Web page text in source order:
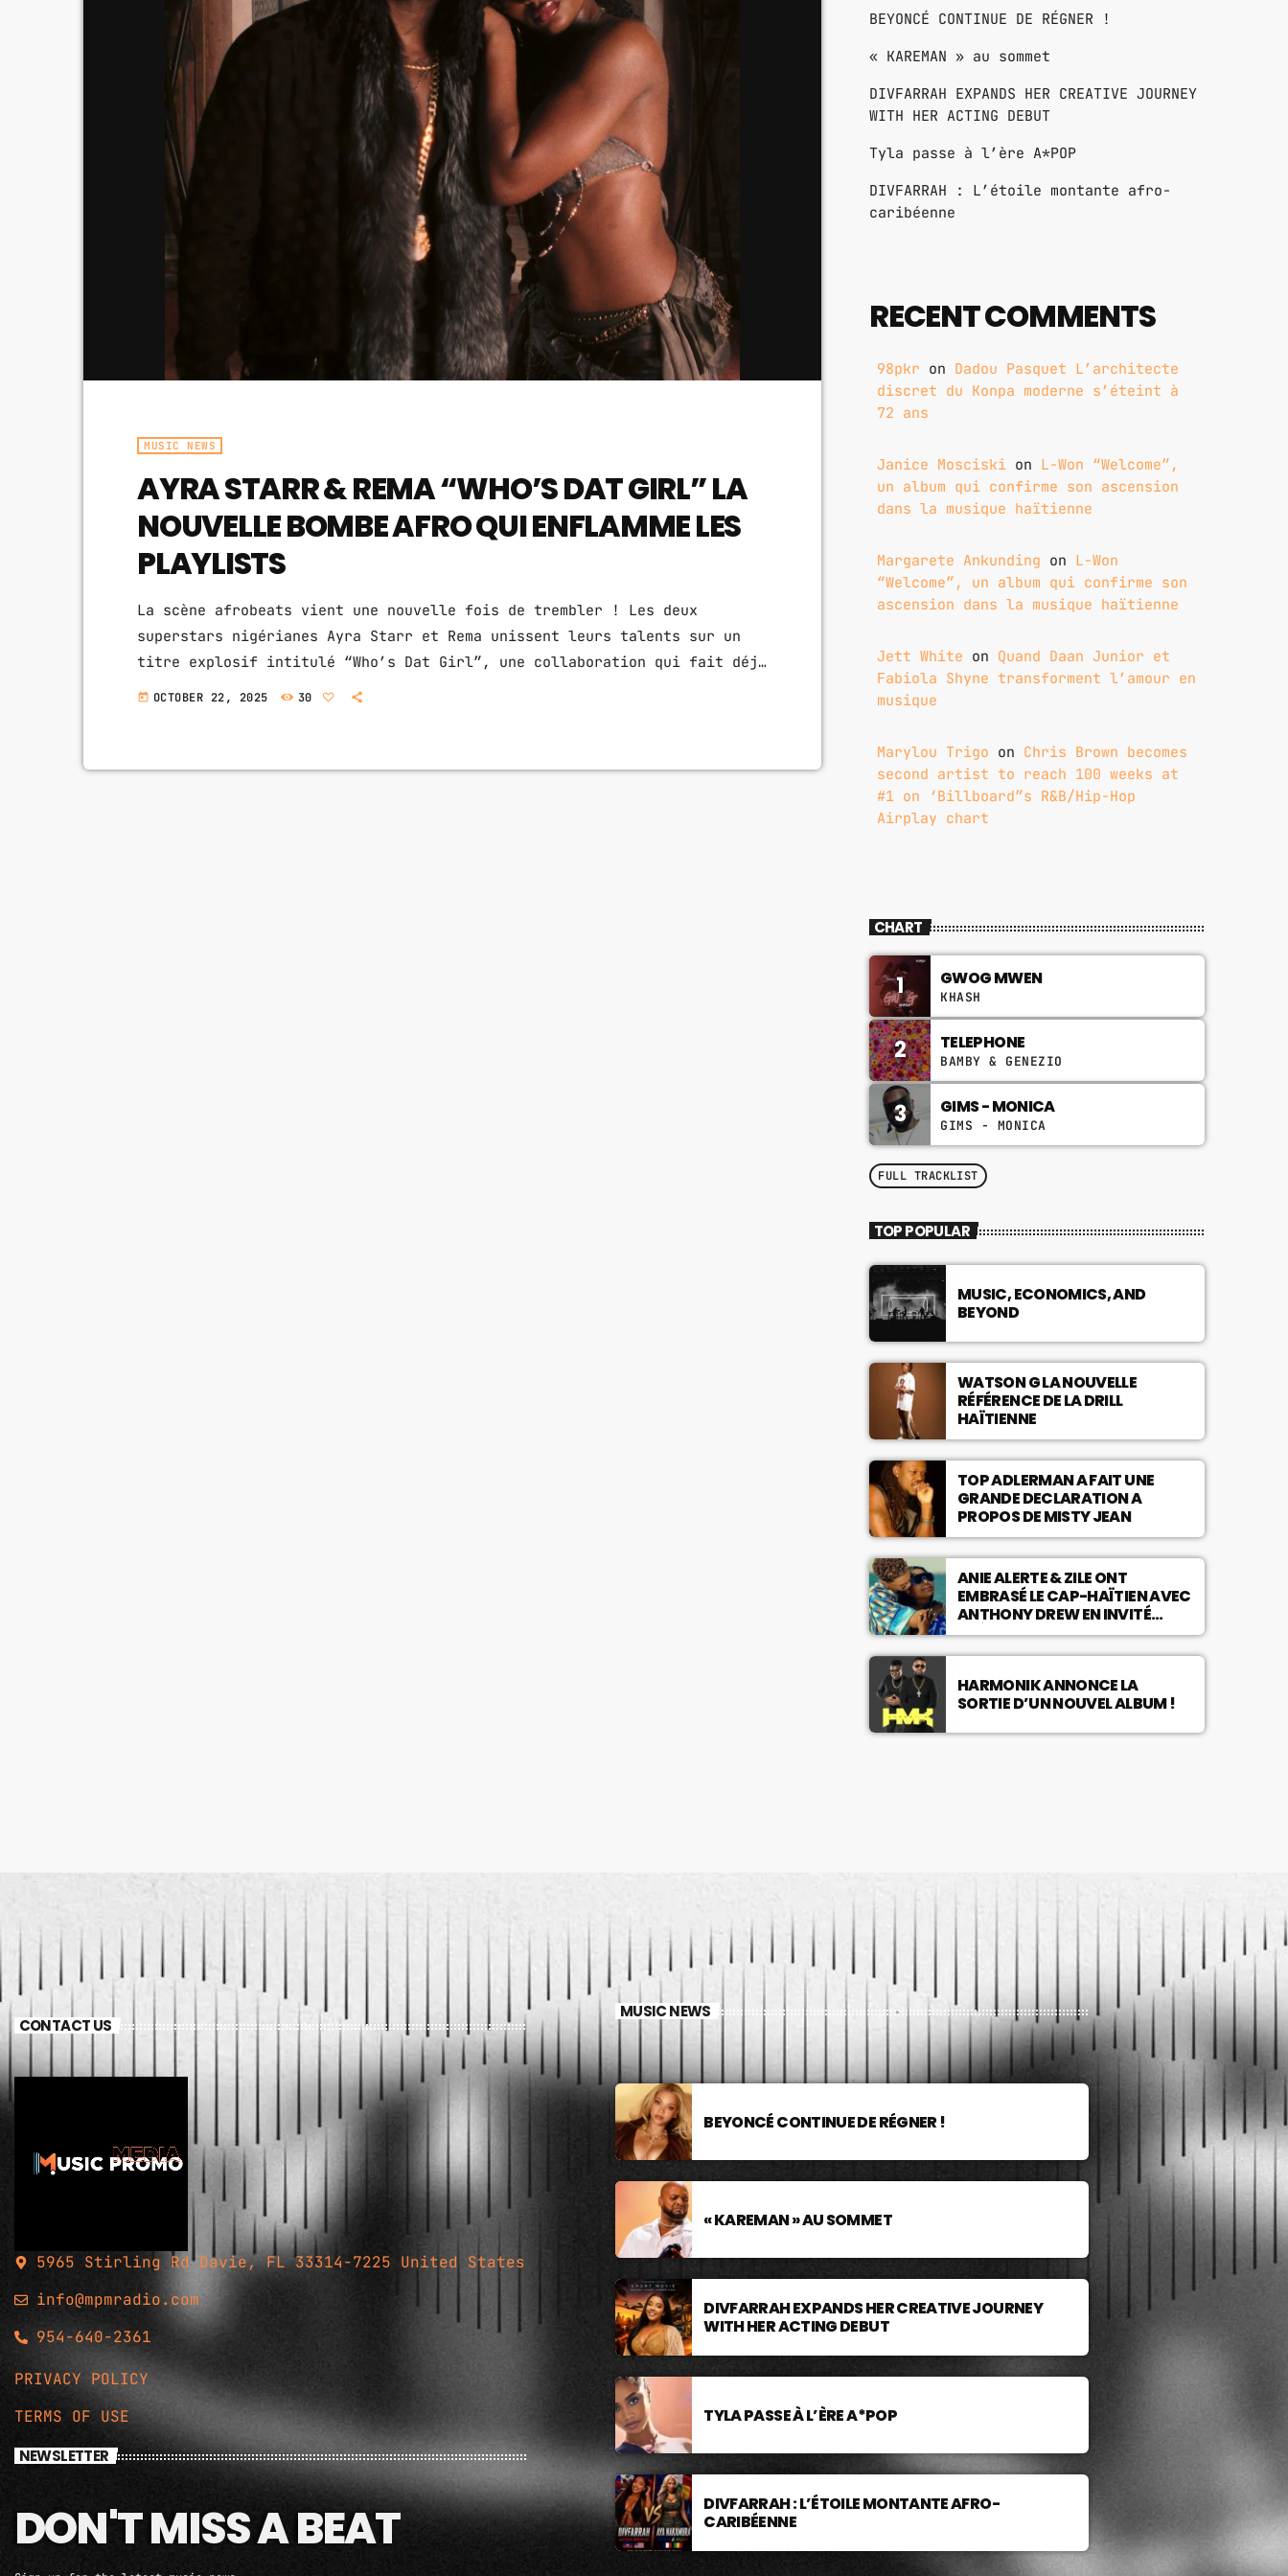
MUSIC NEWS
AYRA STARR & REMA “WHO’S DAT GIRL” LA
NOUVELLE BOMBE AFRO QUI ENFLAMME LES
PLAYLISTS
La scène afrobeats vient une nouvelle fois de trembler ! Les deux
superstars nigérianes Ayra Starr et Rema unissent leurs talents sur un
titre explosif intitulé “Who’s Dat Girl”, une collaboration qui fait déjà
vibrer les fans à travers le monde Dès les premières notes, le morceau
indéniable : une […]
today OCTOBER 22, 2025 30
BEYONCÉ CONTINUE DE RÉGNER !
« KAREMAN » au sommet
DIVFARRAH EXPANDS HER CREATIVE JOURNEY
WITH HER ACTING DEBUT
Tyla passe à l’ère A*POP
DIVFARRAH : L’étoile montante afro-
caribéenne
RECENT COMMENTS
98pkr on Dadou Pasquet L’architecte
discret du Konpa moderne s’éteint à
72 ans
Janice Mosciski on L-Won “Welcome”,
un album qui confirme son ascension
dans la musique haïtienne
Margarete Ankunding on L-Won
“Welcome”, un album qui confirme son
ascension dans la musique haïtienne
Jett White on Quand Daan Junior et
Fabiola Shyne transforment l’amour en
musique
Marylou Trigo on Chris Brown becomes
second artist to reach 100 weeks at
#1 on ‘Billboard”s R&B/Hip-Hop
Airplay chart
CHART
1 GWOG MWEN
KHASH
2 TELEPHONE
BAMBY & GENEZIO
3 GIMS - MONICA
GIMS - MONICA
FULL TRACKLIST
TOP POPULAR
MUSIC, ECONOMICS, AND
BEYOND
WATSON G LA NOUVELLE
RÉFÉRENCE DE LA DRILL
HAÏTIENNE
TOP ADLERMAN A FAIT UNE
GRANDE DECLARATION A
PROPOS DE MISTY JEAN
ANIE ALERTE & ZILE ONT
EMBRASÉ LE CAP-HAÏTIEN AVEC
ANTHONY DREW EN INVITÉ
SPÉCIAL !
HARMONIK ANNONCE LA
SORTIE D’UN NOUVEL ALBUM !
CONTACT US
5965 Stirling Rd Davie, FL 33314-7225 United States
info@mpmradio.com
954-640-2361
PRIVACY POLICY
TERMS OF USE
NEWSLETTER
DON'T MISS A BEAT
MUSIC NEWS
BEYONCÉ CONTINUE DE RÉGNER !
« KAREMAN » AU SOMMET
DIVFARRAH EXPANDS HER CREATIVE JOURNEY
WITH HER ACTING DEBUT
TYLA PASSE À L’ÈRE A*POP
DIVFARRAH : L’ÉTOILE MONTANTE AFRO-
CARIBÉENNE